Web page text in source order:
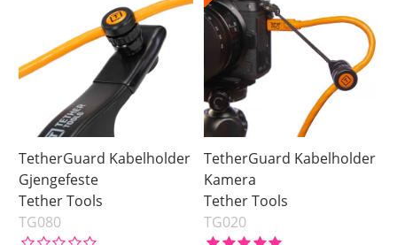
TetherGuard Kabelholder
Gjengefeste
Tether Tools
TG080
TetherGuard Kabelholder
Kamera
Tether Tools
TG020